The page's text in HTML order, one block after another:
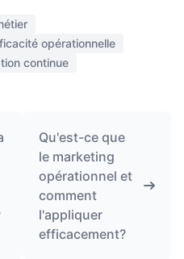
opérationnelle
continue
Qu'est-ce que
le marketing
opérationnel et
comment
l'appliquer
efficacement?